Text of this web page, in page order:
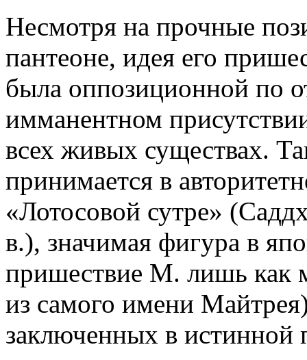
Несмотря на прочные
пантеоне, идея его
была оппозиционной по
имманентном
всех живых существах.
принимается в
«Лотосовой сутре»
в.), значимая фигура в
пришествие М. лишь как
из самого имени
заключенных в истинной